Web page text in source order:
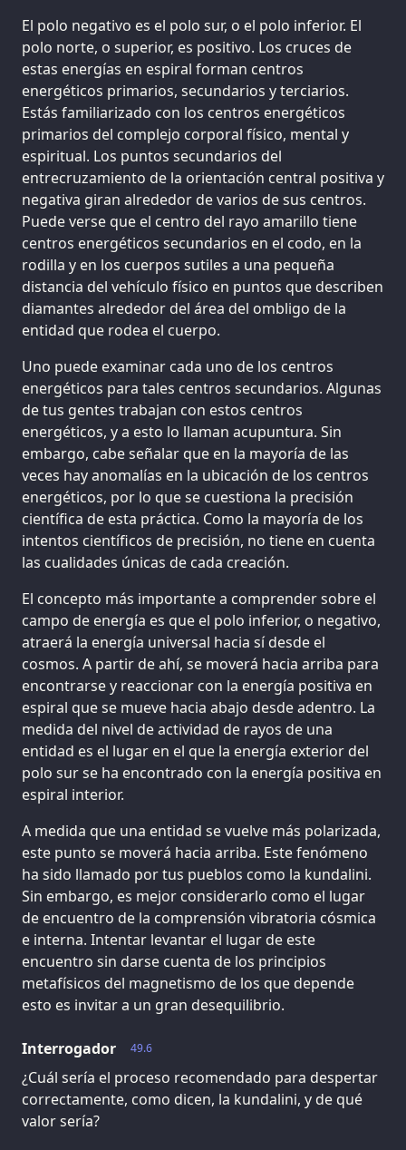
El polo negativo es el polo sur, o el polo inferior. El
polo norte, o superior, es positivo. Los cruces de
estas energías en espiral forman centros
energéticos primarios, secundarios y terciarios.
Estás familiarizado con los centros energéticos
primarios del complejo corporal físico, mental y
espiritual. Los puntos secundarios del
entrecruzamiento de la orientación central positiva y
negativa giran alrededor de varios de sus centros.
Puede verse que el centro del rayo amarillo tiene
centros energéticos secundarios en el codo, en la
rodilla y en los cuerpos sutiles a una pequeña
distancia del vehículo físico en puntos que describen
diamantes alrededor del área del ombligo de la
entidad que rodea el cuerpo.
Uno puede examinar cada uno de los centros
energéticos para tales centros secundarios. Algunas
de tus gentes trabajan con estos centros
energéticos, y a esto lo llaman acupuntura. Sin
embargo, cabe señalar que en la mayoría de las
veces hay anomalías en la ubicación de los centros
energéticos, por lo que se cuestiona la precisión
científica de esta práctica. Como la mayoría de los
intentos científicos de precisión, no tiene en cuenta
las cualidades únicas de cada creación.
El concepto más importante a comprender sobre el
campo de energía es que el polo inferior, o negativo,
atraerá la energía universal hacia sí desde el
cosmos. A partir de ahí, se moverá hacia arriba para
encontrarse y reaccionar con la energía positiva en
espiral que se mueve hacia abajo desde adentro. La
medida del nivel de actividad de rayos de una
entidad es el lugar en el que la energía exterior del
polo sur se ha encontrado con la energía positiva en
espiral interior.
A medida que una entidad se vuelve más polarizada,
este punto se moverá hacia arriba. Este fenómeno
ha sido llamado por tus pueblos como la kundalini.
Sin embargo, es mejor considerarlo como el lugar
de encuentro de la comprensión vibratoria cósmica
e interna. Intentar levantar el lugar de este
encuentro sin darse cuenta de los principios
metafísicos del magnetismo de los que depende
esto es invitar a un gran desequilibrio.
49.6
Interrogador
¿Cuál sería el proceso recomendado para despertar
correctamente, como dicen, la kundalini, y de qué
valor sería?